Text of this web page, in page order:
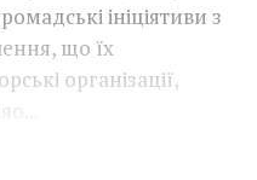
ініціятиви з
що їх
організації,